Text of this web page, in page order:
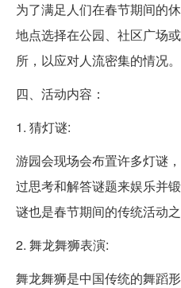
为了满足人们在春节期间的
地点选择在公园、社区广场
所，以应对人流密集的情况。
四、活动内容：
1. 猜灯谜:
游园会现场会布置许多灯谜
过思考和解答谜题来娱乐并
谜也是春节期间的传统活动之
2. 舞龙舞狮表演:
舞龙舞狮是中国传统的舞蹈